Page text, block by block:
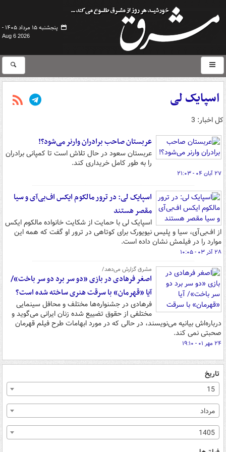
پنجشنبه ۱۵ مرداد ۱۴۰۵ -
Aug 6 2026
اسپایک لی
کل اخبار: 3
عربستان صاحب برادران وارنر می‌شود؟!
عربستان سعود در حال تلاش است تا کمپانی برادران
را به طور کامل خریداری کند.
۲۷ آبان ۰۴ - ۲۱:۰۳
اسپایک لی: در ترور مالکوم ایکس اف‌بی‌آی و سیا
مقصر هستند
اسپایک لی با حمایت از شکایت خانواده مالکوم ایکس
از اف‌بی‌آی، سیا و پلیس نیویورک برای کوتاهی در ترور او گفت که همه این
موارد را در فیلمش نشان داده است.
۲۸ آذر ۰۳ - ۱۰:۰۵
مشرق گزارش می‌دهد/
اصغر فرهادی در بازی «دو سر برد دو سر باخت»/
آیا «قهرمان» با سرقت هنری ساخته شده است؟
فرهادی در جشنواره‌ها مختلف و محافل سینمایی
مختلفی از حقوق تضییع شده زنان ایرانی می‌گوید و
درباره‌اش بیانیه می‌نویسند، در حالی که در مورد ابهامات طرح فیلم قهرمان
صحبتی نمی کند.
۲۴ مهر ۰۱ - ۱۹:۱۰
تاریخ
15
مرداد
1405